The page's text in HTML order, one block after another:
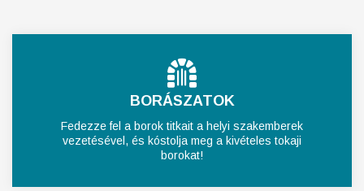
BORÁSZATOK
Fedezze fel a borok titkait a helyi szakemberek
vezetésével, és kóstolja meg a kivételes tokaji
borokat!